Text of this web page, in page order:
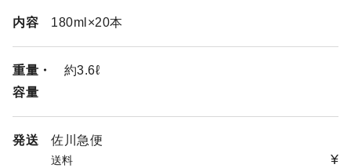
内容 180ml×20本
重量・
容量
約3.6ℓ
発送 佐川急便
送料 ¥